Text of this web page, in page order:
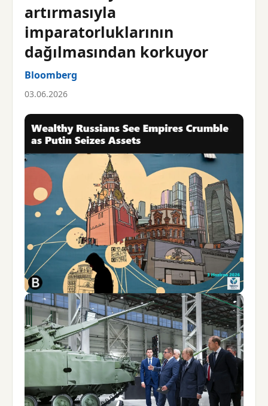
artırmasıyla
imparatorluklarının
dağılmasından korkuyor
Bloomberg
03.06.2026